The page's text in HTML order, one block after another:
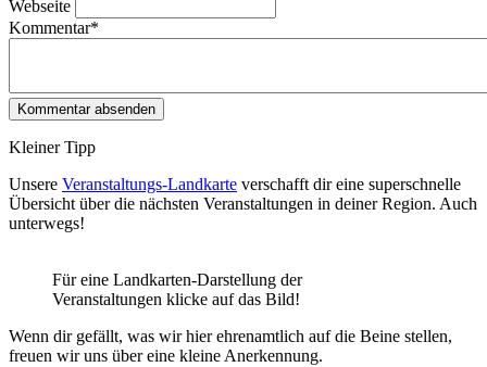
Webseite
Kommentar*
Kleiner Tipp
Unsere Veranstaltungs-Landkarte verschafft dir eine superschnelle
Übersicht über die nächsten Veranstaltungen in deiner Region. Auch
unterwegs!
Für eine Landkarten-Darstellung der
Veranstaltungen klicke auf das Bild!
Wenn dir gefällt, was wir hier ehrenamtlich auf die Beine stellen,
freuen wir uns über eine kleine Anerkennung.